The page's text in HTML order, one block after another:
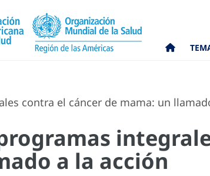
contra el cáncer de mama: un
a la acción